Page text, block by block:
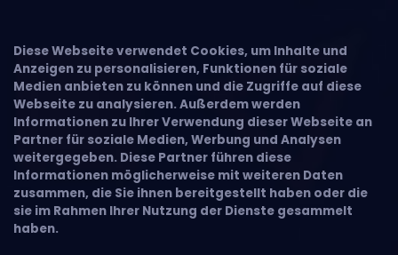
Diese Webseite verwendet Cookies, um Inhalte und
Anzeigen zu personalisieren, Funktionen für soziale
Medien anbieten zu können und die Zugriffe auf diese
Webseite zu analysieren. Außerdem werden
Informationen zu Ihrer Verwendung dieser Webseite an
Partner für soziale Medien, Werbung und Analysen
weitergegeben. Diese Partner führen diese
Informationen möglicherweise mit weiteren Daten
zusammen, die Sie ihnen bereitgestellt haben oder die
sie im Rahmen Ihrer Nutzung der Dienste gesammelt
haben.